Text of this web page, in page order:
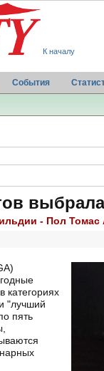
К началу
События
- Пол
категориях
"лучший
пять